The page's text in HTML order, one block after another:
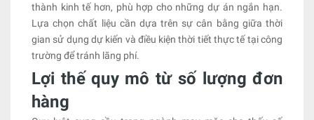
thành kinh tế hơn, phù hợp cho những dự án ngắn hạn.
Lựa chọn chất liệu cần dựa trên sự cân bằng giữa thời
gian sử dụng dự kiến và điều kiện thời tiết thực tế tại công
trường để tránh lãng phí.
Lợi thế quy mô từ số lượng đơn
hàng